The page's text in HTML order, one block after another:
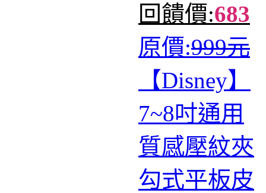
回饋價:683
原價:999元
【Disney】
7~8吋通用
質感壓紋夾
勾式平板皮